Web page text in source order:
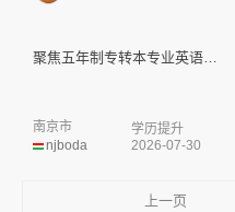
聚焦五年制专转本专业英语，单科...
njboda
南京市
学历提升
2026-07-30
上一页